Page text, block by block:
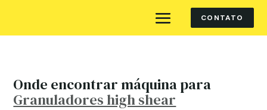
CONTATO
Onde encontrar máquina para
Granuladores high shear